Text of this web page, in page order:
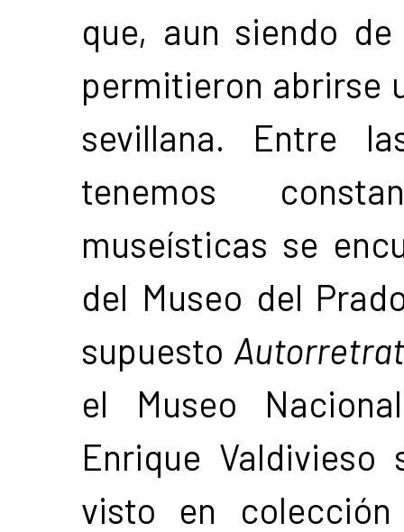
que, aun siendo
permitieron abrirse
sevillana. Entre
tenemos
museísticas se
del Museo del
supuesto
el Museo
Enrique Valdivieso
visto en